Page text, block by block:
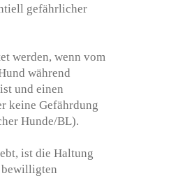
gefährlicher
werden, wenn vom
während
und einen
keine Gefährdung
Hunde/BL).
ist die Haltung
bewilligten